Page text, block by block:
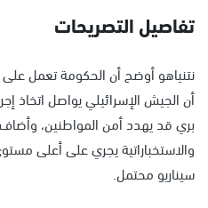
تفاصيل التصريحات
نتنياهو أوضح أن الحكومة تعمل على
أن الجيش الإسرائيلي يواصل اتخاذ
بري قد يهدد أمن المواطنين، وأضاف
والاستخباراتية يجري على أعلى
سيناريو محتمل.